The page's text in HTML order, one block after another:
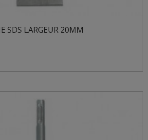
SDS LARGEUR 20MM